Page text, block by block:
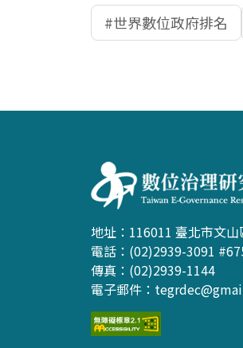
世界數位政府排名
地址：116011 臺北市文
電話：(02)2939-3091
傳真：(02)2939-1144
電子郵件：